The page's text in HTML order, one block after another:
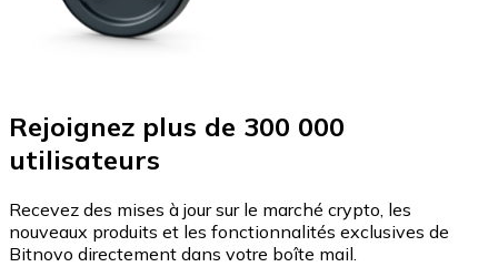
Rejoignez plus de 300 000
utilisateurs
Recevez des mises à jour sur le marché crypto, les
nouveaux produits et les fonctionnalités exclusives de
Bitnovo directement dans votre boîte mail.